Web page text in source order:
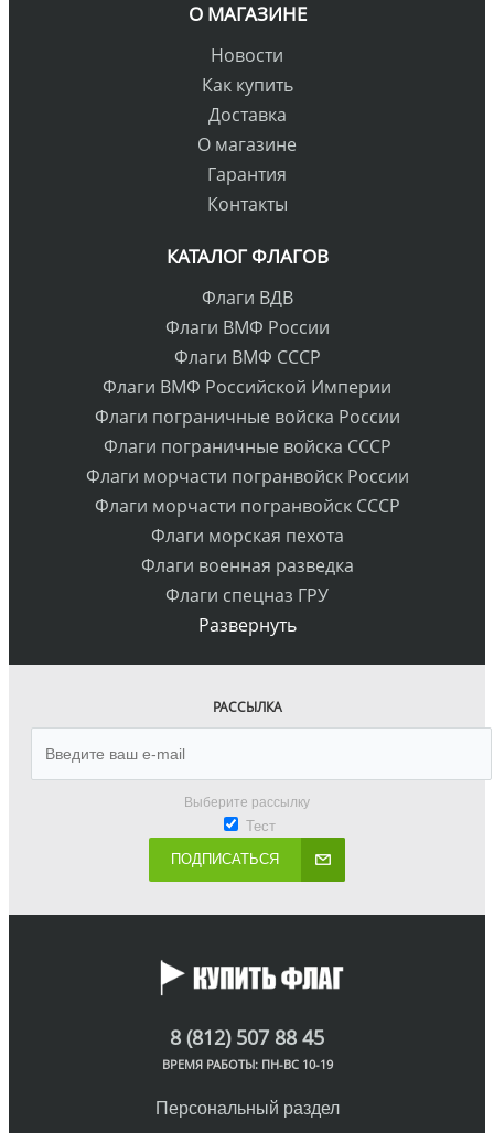
О МАГАЗИНЕ
Новости
Как купить
Доставка
О магазине
Гарантия
Контакты
КАТАЛОГ ФЛАГОВ
Флаги ВДВ
Флаги ВМФ России
Флаги ВМФ СССР
Флаги ВМФ Российской Империи
Флаги пограничные войска России
Флаги пограничные войска СССР
Флаги морчасти погранвойск России
Флаги морчасти погранвойск СССР
Флаги морская пехота
Флаги военная разведка
Флаги спецназ ГРУ
Развернуть
РАССЫЛКА
Выберите рассылку
Тест
ПОДПИСАТЬСЯ
8 (812) 507 88 45
ВРЕМЯ РАБОТЫ: ПН-ВС 10-19
Персональный раздел